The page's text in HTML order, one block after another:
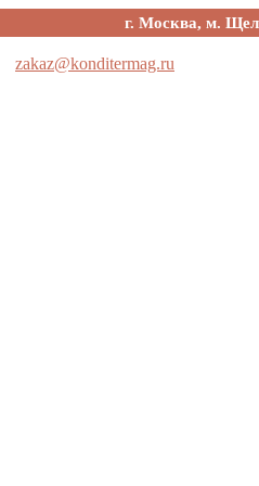
г. Москва, м.
zakaz@konditermag.ru